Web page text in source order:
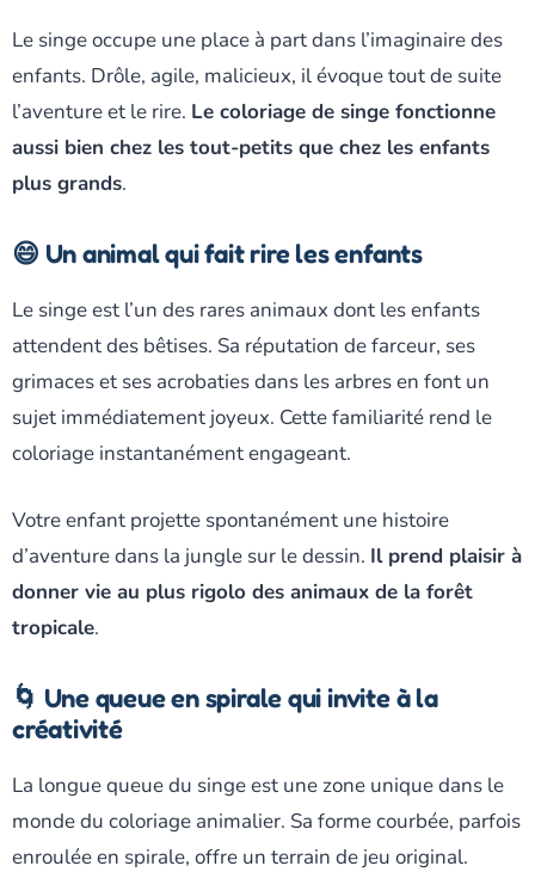
Le singe occupe une place à part dans l’imaginaire des
enfants. Drôle, agile, malicieux, il évoque tout de suite
l’aventure et le rire. Le coloriage de singe fonctionne
aussi bien chez les tout-petits que chez les enfants
plus grands.
😄 Un animal qui fait rire les enfants
Le singe est l’un des rares animaux dont les enfants
attendent des bêtises. Sa réputation de farceur, ses
grimaces et ses acrobaties dans les arbres en font un
sujet immédiatement joyeux. Cette familiarité rend le
coloriage instantanément engageant.
Votre enfant projette spontanément une histoire
d’aventure dans la jungle sur le dessin. Il prend plaisir à
donner vie au plus rigolo des animaux de la forêt
tropicale.
🌀 Une queue en spirale qui invite à la
créativité
La longue queue du singe est une zone unique dans le
monde du coloriage animalier. Sa forme courbée, parfois
enroulée en spirale, offre un terrain de jeu original.